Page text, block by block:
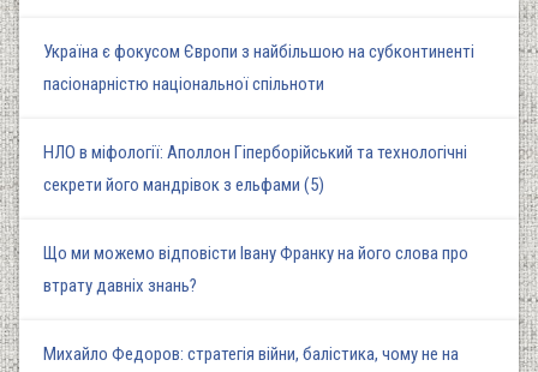
Україна є фокусом Європи з найбільшою на субконтиненті
пасіонарністю національної спільноти
НЛО в міфології: Аполлон Гіперборійський та технологічні
секрети його мандрівок з ельфами (5)
Що ми можемо відповісти Івану Франку на його слова про
втрату давніх знань?
Михайло Федоров: стратегія війни, балістика, чому не на